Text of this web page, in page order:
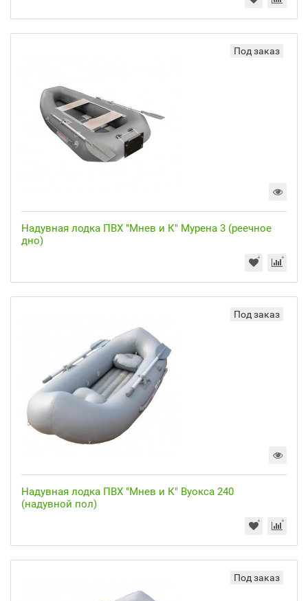
Под заказ
Надувная лодка ПВХ "Мнев и К" Мурена 3 (реечное
дно)
Под заказ
Надувная лодка ПВХ "Мнев и К" Вуокса 240
(надувной пол)
Под заказ